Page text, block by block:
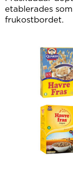
etablerades
frukostbordet.